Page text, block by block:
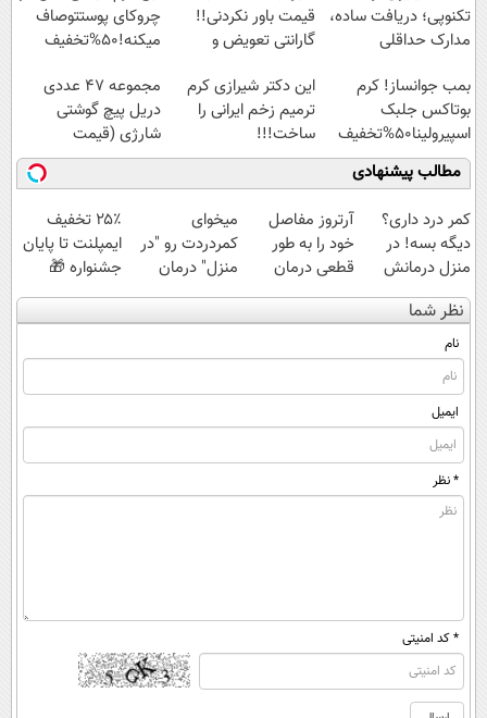
تکنوپی؛ دریافت ساده،
مدارک حداقلی
قیمت باور نکردنی!!
گارانتی تعویض و
چروکای پوستتوصاف
میکنه!50%تخفیف
بمب جوانساز! کرم
بوتاکس جلبک
اسپیرولینا50%تخفیف
این دکتر شیرازی کرم
ترمیم زخم ایرانی را
ساخت!!!
مجموعه 47 عددی
دریل پیچ گوشتی
شارژی (قیمت
باورنکردنی!!)
مطالب پیشنهادی
کمر درد داری؟
دیگه بسه! در
منزل درمانش
کن
(◀پرسش‌نامه)
آرتروز مفاصل
خود را به طور
قطعی درمان
کنید!
◂پرسش‌نامه▸
میخوای
کمردردت رو "در
منزل" درمان
کنی؟ (◂فیلم +
◂پرسش‌نامه)
۲۵٪ تخفیف
ایمپلنت تا پایان
جشنواره 🎁
نظر شما
نام
ایمیل
* نظر
* کد امنیتی